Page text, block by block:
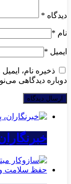
دیدگاه *
نام *
ایمیل *
ذخیره نام،
دوباره دیدگاهی